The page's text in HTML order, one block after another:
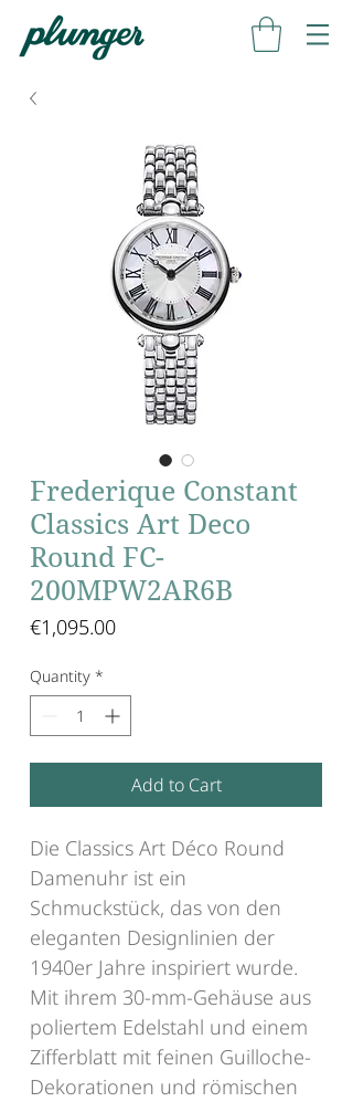
Frederique Constant
Classics Art Deco
Round FC-
200MPW2AR6B
€1,095.00Price
Quantity *
Add to Cart
Die Classics Art Déco Round
Damenuhr ist ein
Schmuckstück, das von den
eleganten Designlinien der
1940er Jahre inspiriert wurde.
Mit ihrem 30-mm-Gehäuse aus
poliertem Edelstahl und einem
Zifferblatt mit feinen Guilloche-
Dekorationen und römischen